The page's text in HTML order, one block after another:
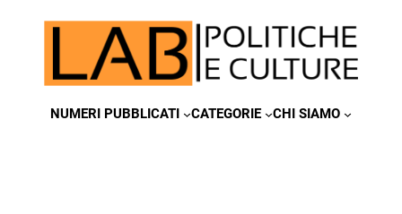
NUMERI PUBBLICATI CATEGORIE CHI SIAMO